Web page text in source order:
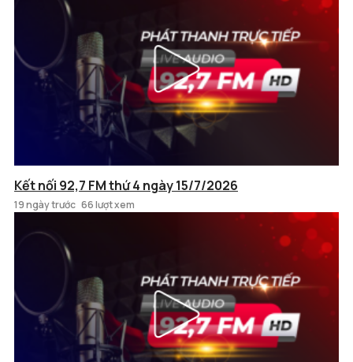
Kết nối 92,7 FM thứ 4 ngày 15/7/2026
19 ngày trước 66 lượt xem